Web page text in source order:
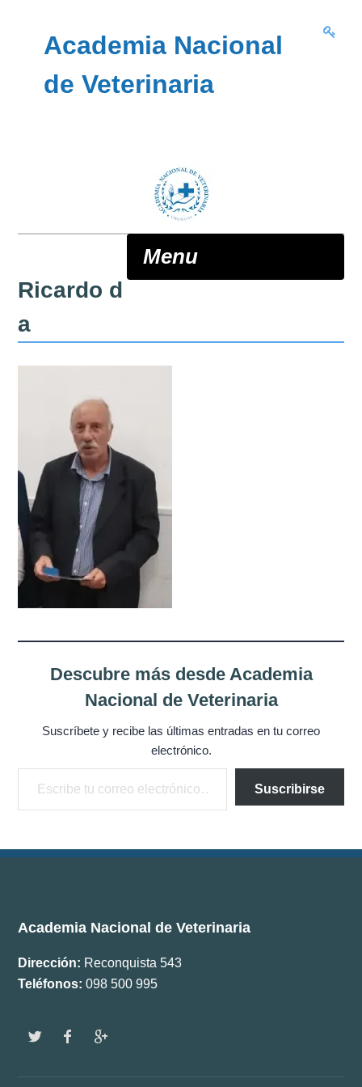
Academia Nacional
de Veterinaria
Menu
Misión
Contacto
Publicaciones
Documentos
Boletín ANV
Ricardo d
a
Descubre más desde Academia
Nacional de Veterinaria
Suscríbete y recibe las últimas entradas en tu correo
electrónico.
Escribe tu correo electrónico…
Suscribirse
Academia Nacional de Veterinaria
Dirección: Reconquista 543
Teléfonos: 098 500 995
w f g